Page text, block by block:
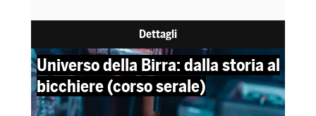
Dettagli
Universo della Birra: dalla storia al
bicchiere (corso serale)